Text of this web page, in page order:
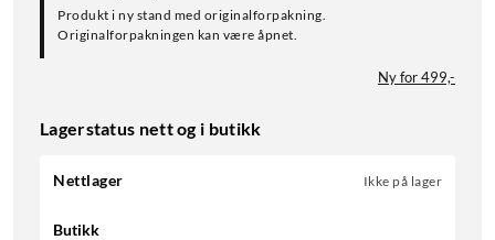
Produkt i ny stand med originalforpakning.
Originalforpakningen kan være åpnet.
Ny for 499,-
Lagerstatus nett og i butikk
Nettlager Ikke på lager
Butikk